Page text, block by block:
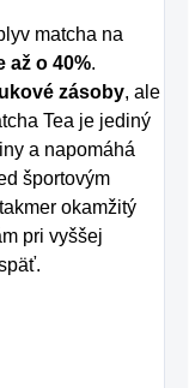
matcha na
až o 40%.
zásoby, ale
Tea je jediný
a napomáhá
športovým
okamžitý
pri vyššej